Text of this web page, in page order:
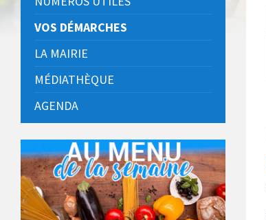
VOS DÉMARCHES
LA MAIRIE
MÉDIATHÈQUE
AGENDA